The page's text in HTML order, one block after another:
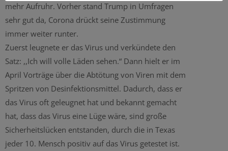
mehr Aufruhr. Vorher stand Trump in Umfragen
sehr gut da, Corona drückt seine Zustimmung
immer weiter runter.
Zuerst leugnete er das Virus und verkündete den
Satz: ,,Ich will volle Läden sehen.“ Dann hielt er im
April Vorträge über die Abtötung von Viren mit dem
Spritzen von Desinfektionsmittel. Dadurch, dass er
das Virus oft geleugnet hat und bekannt gemacht
hat, dass das Virus eine Lüge wäre, sind große
Sicherheitslücken entstanden, durch die in Texas
jeder 10. Mensch positiv auf das Virus getestet ist.